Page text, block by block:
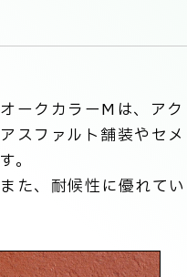
オークカラーMは、ア
アスファルト舗装やセ
す。
また、耐候性に優れて